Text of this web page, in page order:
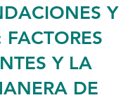
Y
FACTORES
Y LA
DE